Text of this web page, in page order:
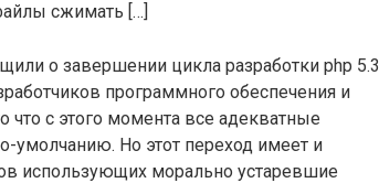
сжимать […]
о завершении цикла разработки php 5.3
программного обеспечения и
что с этого момента все адекватные
умолчанию. Но этот переход имеет и
использующих морально устаревшие